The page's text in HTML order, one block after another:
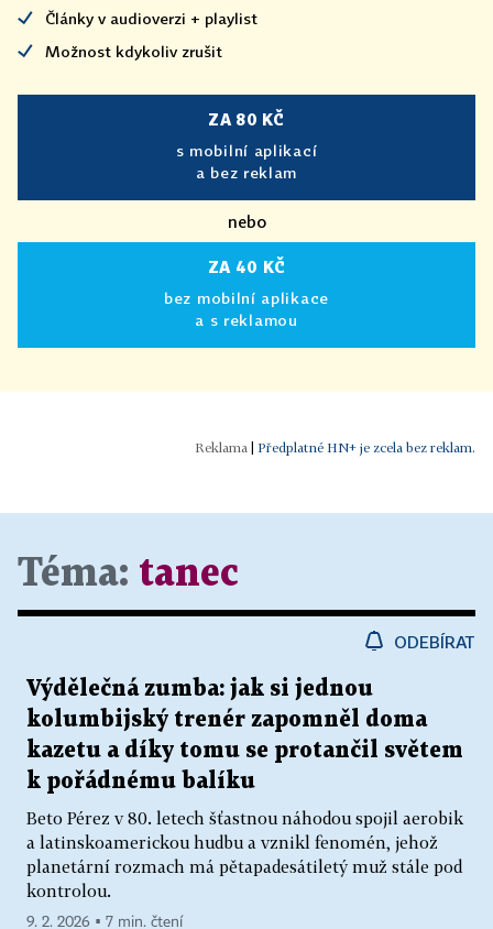
Články v audioverzi + playlist
Možnost kdykoliv zrušit
ZA 80 KČ
s mobilní aplikací
a bez reklam
nebo
ZA 40 KČ
bez mobilní aplikace
a s reklamou
Předplatné HN+ je zcela bez reklam.
Téma: tanec
ODEBÍRAT
Výdělečná zumba: jak si jednou
kolumbijský trenér zapomněl doma
kazetu a díky tomu se protančil světem
k pořádnému balíku
Beto Pérez v 80. letech šťastnou náhodou spojil aerobik
a latinskoamerickou hudbu a vznikl fenomén, jehož
planetární rozmach má pětapadesátiletý muž stále pod
kontrolou.
9. 2. 2026 ▪ 7 min. čtení